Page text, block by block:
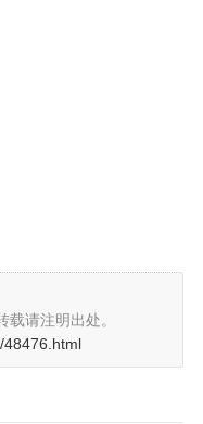
载请注明出处。
48476.html